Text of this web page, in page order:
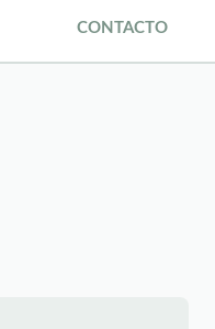
CONTACTO